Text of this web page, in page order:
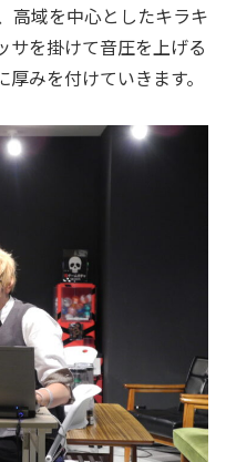
高域を中心としたキラキ
サを掛けて音圧を上げる
みを付けていきます。